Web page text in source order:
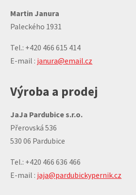
Martin Janura
Paleckého 1931
Tel.: +420 466 615 414
E-mail : janura@email.cz
Výroba a prodej
JaJa Pardubice s.r.o.
Přerovská 536
530 06 Pardubice
Tel.: +420 466 636 466
E-mail : jaja@pardubickypernik.cz